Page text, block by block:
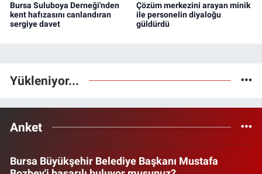
Bursa Suluboya Derneği'nden
kent hafızasını canlandıran
sergiye davet
Çözüm merkezini arayan minik
ile personelin diyaloğu
güldürdü
Yükleniyor...
Anket
Bursa Büyükşehir Belediye Başkanı Mustafa